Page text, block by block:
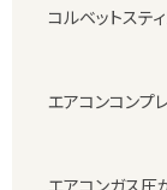
コルベットステ
エアコンコンプ
エアコンガス圧